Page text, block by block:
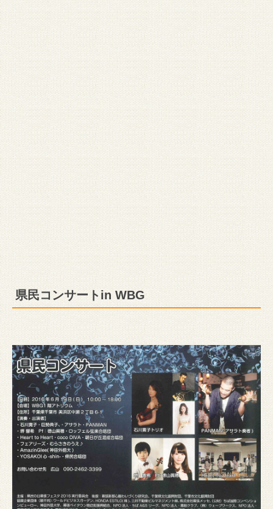
県民コンサートin WBG